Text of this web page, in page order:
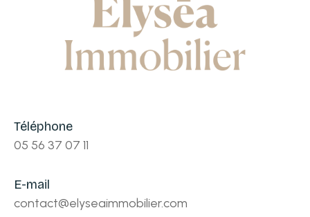
Téléphone
05 56 37 07 11
E-mail
contact@elyseaimmobilier.com